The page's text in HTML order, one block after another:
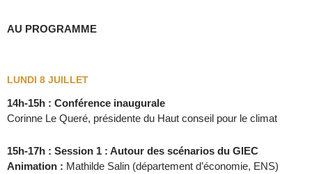
AU PROGRAMME
LUNDI 8 JUILLET
14h-15h : Conférence inaugurale
Corinne Le Queré, présidente du Haut conseil pour le climat
15h-17h : Session 1 : Autour des scénarios du GIEC
Animation : Mathilde Salin (département d’économie, ENS)